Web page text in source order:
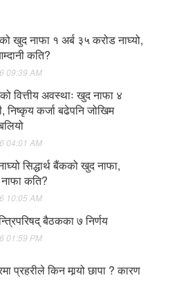
खुद नाफा १ अर्ब ३५ करोड नाघ्यो,
कति?
09:39 AM
वित्तीय अवस्थाः खुद नाफा ४
निष्कृय कर्जा बढेपनि जोखिम
04:01 AM
सिद्धार्थ बैंकको खुद नाफा,
कति?
10:05 AM
बैठकका ७ निर्णय
01:59 PM
प्रहरीले किन मार्‍यो छापा ? कारण